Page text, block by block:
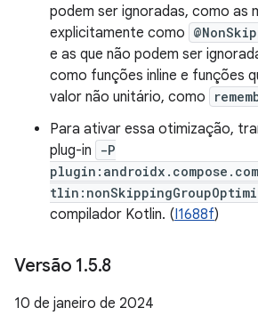
podem ser ignoradas, como as
explicitamente como
e as que não podem ser
como funções inline e funções
valor não unitário, como
Para ativar essa otimização,
plug-in
-P
compilador Kotlin. (I1688f)
Versão 1.5.8
10 de janeiro de 2024